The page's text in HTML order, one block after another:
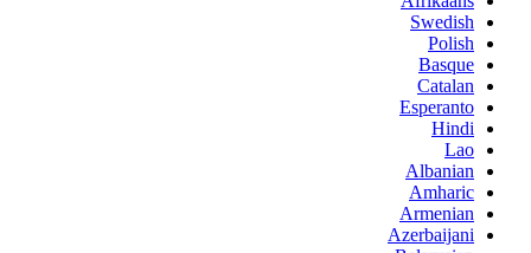
Swedish
Polish
Basque
Catalan
Esperanto
Hindi
Lao
Albanian
Amharic
Armenian
Azerbaijani